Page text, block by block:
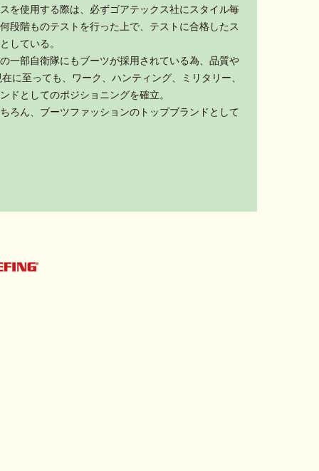
を使用する際は、必ずゴアテックス社にスタイル毎
段階ものテストを行った上で、テストに合格したス
している。
一部自衛隊にもブーツが採用されている為、品質や
に至っても、ワーク、ハンティング、ミリタリー、
ドとしてのポジショニングを確立。
ろん、ブーツファッションのトップブランドとして